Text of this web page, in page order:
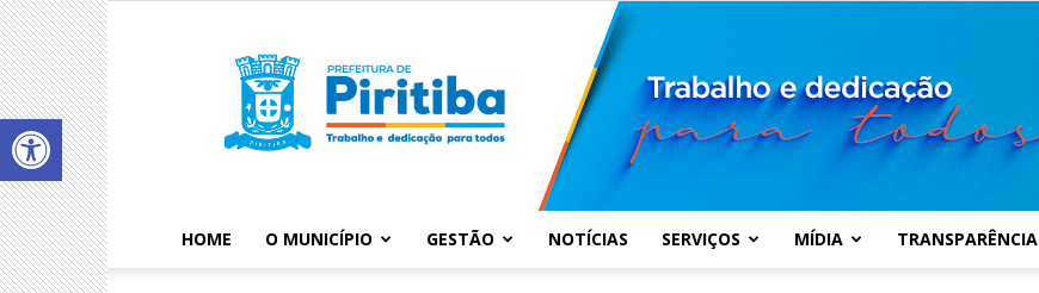
Abrir a barra de ferramentas
HOME O MUNICÍPIO GESTÃO NOTÍCIAS SERVIÇOS MÍDIA TRANSPARÊNCIA